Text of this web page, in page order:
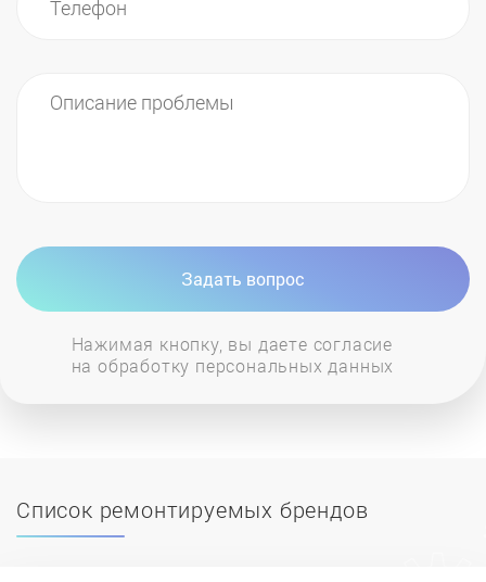
Задать вопрос
Нажимая кнопку, вы даете согласие
на обработку персональных данных
Список ремонтируемых брендов